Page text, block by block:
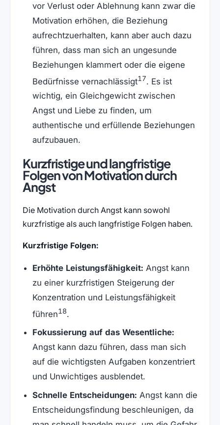
vor Verlust oder Ablehnung kann zwar die
Motivation erhöhen, die Beziehung
aufrechtzuerhalten, kann aber auch dazu
führen, dass man sich an ungesunde
Beziehungen klammert oder die eigene
Bedürfnisse vernachlässigt17. Es ist
wichtig, ein Gleichgewicht zwischen
Angst und Liebe zu finden, um
authentische und erfüllende Beziehungen
aufzubauen.
Kurzfristige und langfristige
Folgen von Motivation durch
Angst
Die Motivation durch Angst kann sowohl
kurzfristige als auch langfristige Folgen haben.
Kurzfristige Folgen:
Erhöhte Leistungsfähigkeit: Angst kann
zu einer kurzfristigen Steigerung der
Konzentration und Leistungsfähigkeit
führen18.
Fokussierung auf das Wesentliche:
Angst kann dazu führen, dass man sich
auf die wichtigsten Aufgaben konzentriert
und Unwichtiges ausblendet.
Schnelle Entscheidungen: Angst kann die
Entscheidungsfindung beschleunigen, da